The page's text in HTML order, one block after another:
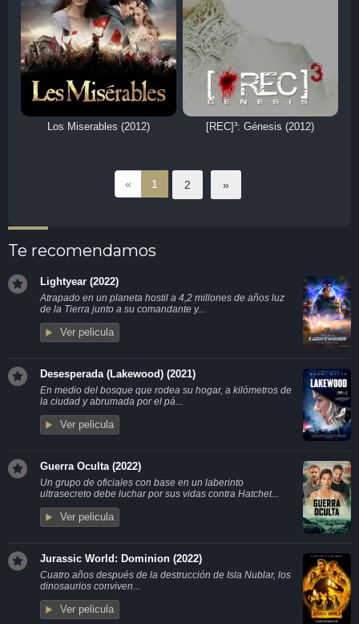
Los Miserables (2012) [REC]³: Génesis (2012)
« 1 2 »
Te recomendamos
Lightyear (2022)
Atrapado en un planeta hostil a 4,2 millones de años luz
de la Tierra junto a su comandante y...
Ver pelicula
Desesperada (Lakewood) (2021)
En medio del bosque que rodea su hogar, a kilómetros de
la ciudad y abrumada por el pá...
Ver pelicula
Guerra Oculta (2022)
Un grupo de oficiales con base en un laberinto
ultrasecreto debe luchar por sus vidas contra Hatchet...
Ver pelicula
Jurassic World: Dominion (2022)
Cuatro años después de la destrucción de Isla Nublar, los
dinosaurios conviven...
Ver pelicula